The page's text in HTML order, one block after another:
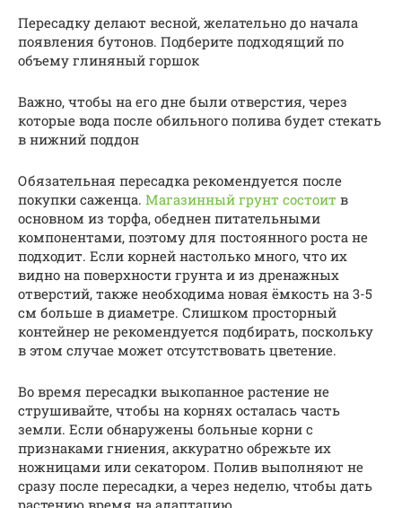
Пересадку делают весной, желательно до начала
появления бутонов. Подберите подходящий по
объему глиняный горшок
Важно, чтобы на его дне были отверстия, через
которые вода после обильного полива будет стекать
в нижний поддон
Обязательная пересадка рекомендуется после
покупки саженца. Магазинный грунт состоит в
основном из торфа, обеднен питательными
компонентами, поэтому для постоянного роста не
подходит. Если корней настолько много, что их
видно на поверхности грунта и из дренажных
отверстий, также необходима новая ёмкость на 3-5
см больше в диаметре. Слишком просторный
контейнер не рекомендуется подбирать, поскольку
в этом случае может отсутствовать цветение.
Во время пересадки выкопанное растение не
струшивайте, чтобы на корнях осталась часть
земли. Если обнаружены больные корни с
признаками гниения, аккуратно обрежьте их
ножницами или секатором. Полив выполняют не
сразу после пересадки, а через неделю, чтобы дать